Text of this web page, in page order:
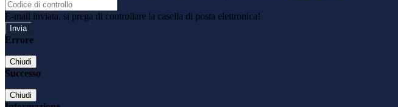
E-mail inviata, si prega di controllare la casella di posta elettronica!
Errore
Chiudi
Successo
Chiudi